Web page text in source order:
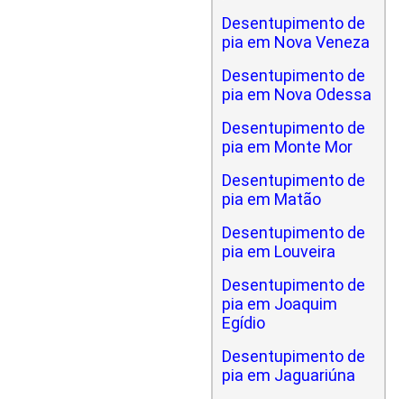
Desentupimento de
pia em Nova Veneza
Desentupimento de
pia em Nova Odessa
Desentupimento de
pia em Monte Mor
Desentupimento de
pia em Matão
Desentupimento de
pia em Louveira
Desentupimento de
pia em Joaquim
Egídio
Desentupimento de
pia em Jaguariúna